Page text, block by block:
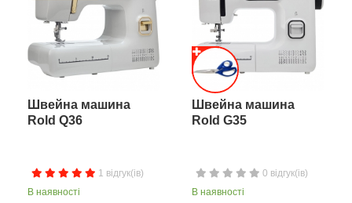
Швейна машина
Rold Q36
1 відгук(ів)
В наявності
Швейна машина
Rold G35
0 відгук(ів)
В наявності